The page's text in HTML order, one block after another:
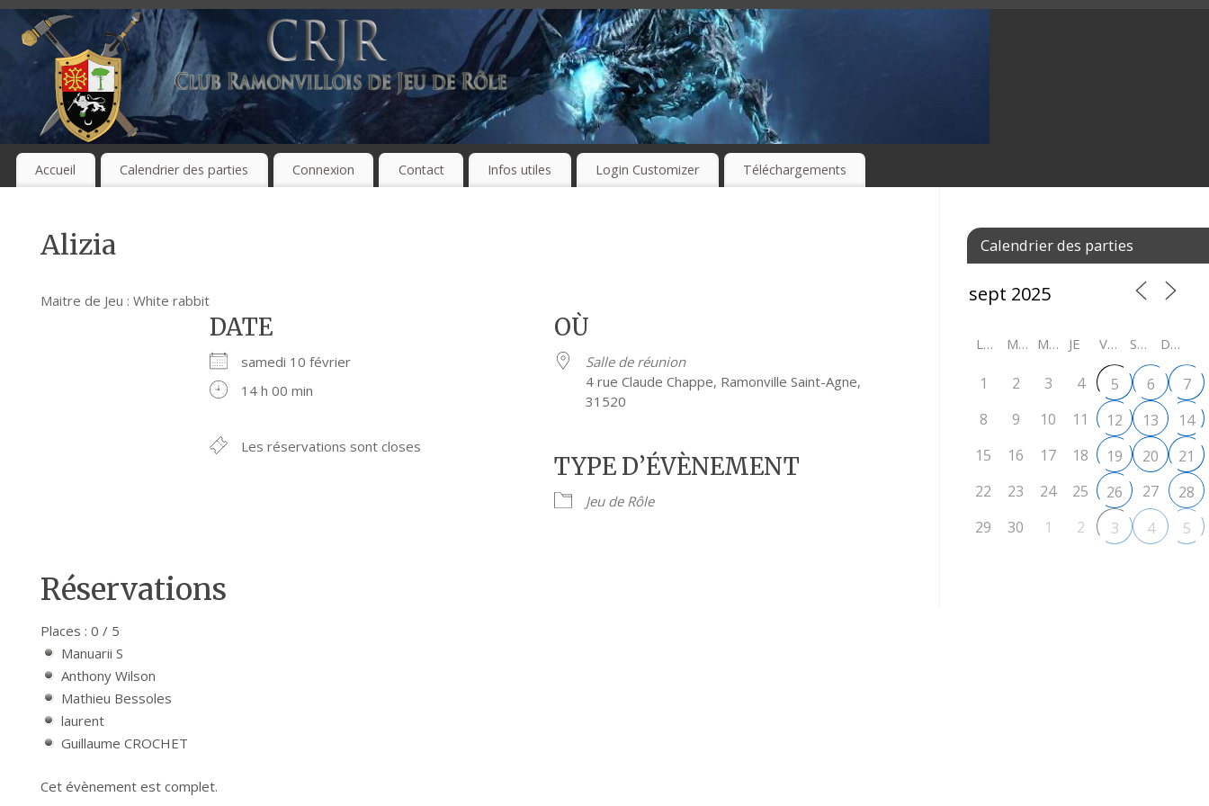
Accueil Calendrier des parties Connexion Contact Infos utiles Login Customizer Téléchargements
Alizia
Maitre de Jeu : White rabbit
DATE
samedi 10 février
14 h 00 min
Les réservations sont closes
OÙ
Salle de réunion
4 rue Claude Chappe, Ramonville Saint-Agne,
31520
TYPE D’ÉVÈNEMENT
Jeu de Rôle
Réservations
Places : 0 / 5
Manuarii S
Anthony Wilson
Mathieu Bessoles
laurent
Guillaume CROCHET
Cet évènement est complet.
Calendrier des parties
LU MA ME JE VE SA DI
1 2 3 4 5 6
7
8
9 10 11 12 13
14
15
16 17 18 19 20
21
22
23 24 25 26 27
28
29
30 1 2 3 4 5